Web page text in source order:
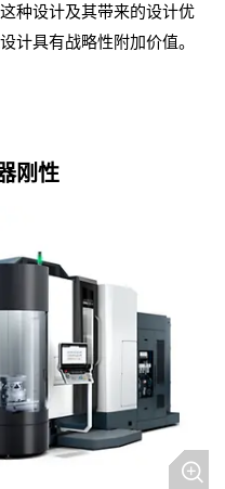
种设计及其带来的设计优
计具有战略性附加价值。
刚性